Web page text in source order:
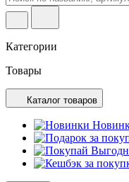
Категории
Товары
Каталог товаров